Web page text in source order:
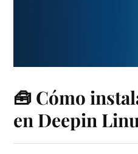
🧰 Cómo
en Deepin